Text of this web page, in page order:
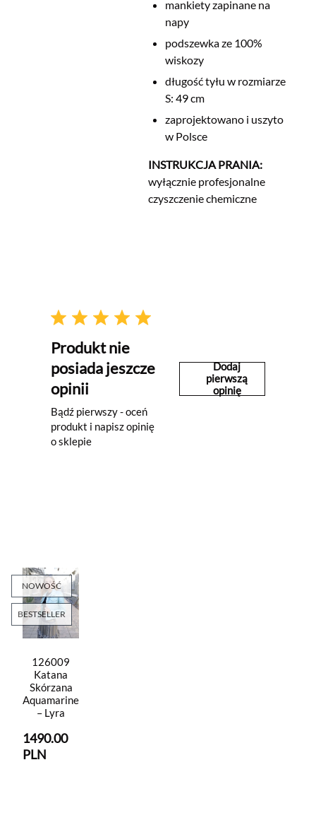
mankiety zapinane na
napy
podszewka ze 100%
wiskozy
długość tyłu w rozmiarze
S: 49cm
zaprojektowano i uszyto
w Polsce
INSTRUKCJA PRANIA:
wyłącznie profesjonalne
czyszczenie chemiczne
Produkt nie
posiada jeszcze
opinii
Bądź pierwszy - oceń
produkt i napisz opinię
o sklepie
Dodaj
pierwszą
opinię
NOWOŚĆ
BESTSELLER
126009
Katana
Skórzana
Aquamarine
– Lyra
1490.00
PLN